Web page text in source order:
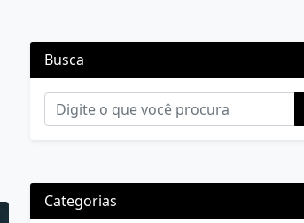
Busca
Categorias